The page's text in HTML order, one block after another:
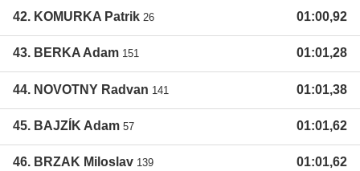
42. KOMURKA Patrik 26 01:00,92
43. BERKA Adam 151 01:01,28
44. NOVOTNY Radvan 141 01:01,38
45. BAJZÍK Adam 57 01:01,62
46. BRZAK Miloslav 139 01:01,62